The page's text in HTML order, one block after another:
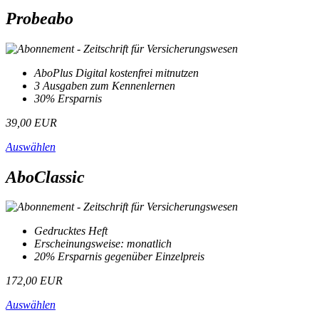
Probeabo
AboPlus Digital kostenfrei mitnutzen
3 Ausgaben zum Kennenlernen
30% Ersparnis
39,00 EUR
Auswählen
AboClassic
Gedrucktes Heft
Erscheinungsweise: monatlich
20% Ersparnis gegenüber Einzelpreis
172,00 EUR
Auswählen